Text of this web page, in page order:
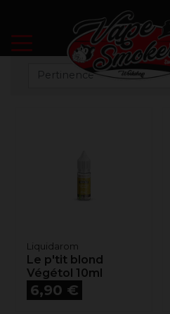
Liquidarom
Le p'tit blond
Végétol 10ml
Prix
6,90 €